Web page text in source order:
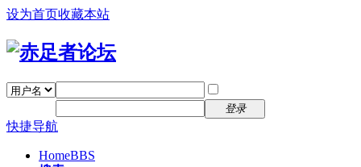
设为首页收藏本站
登录
快捷导航
HomeBBS